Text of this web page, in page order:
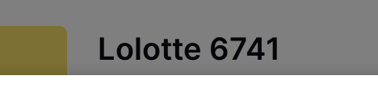
Lolotte 6741